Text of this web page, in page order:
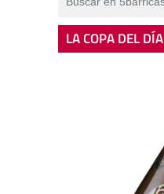
LA COPA DEL DÍA